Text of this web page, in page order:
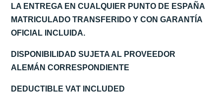
LA ENTREGA EN CUALQUIER PUNTO DE ESPAÑA
MATRICULADO TRANSFERIDO Y CON GARANTÍA
OFICIAL INCLUIDA.
DISPONIBILIDAD SUJETA AL PROVEEDOR
ALEMÁN CORRESPONDIENTE
DEDUCTIBLE VAT INCLUDED